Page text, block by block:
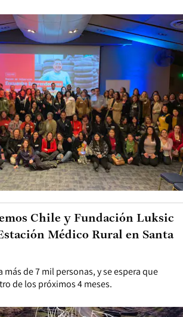
más de 7 mil personas, y se espera que
de los próximos 4 meses.
Chile y Fundación Luksic
Médico Rural en Santa